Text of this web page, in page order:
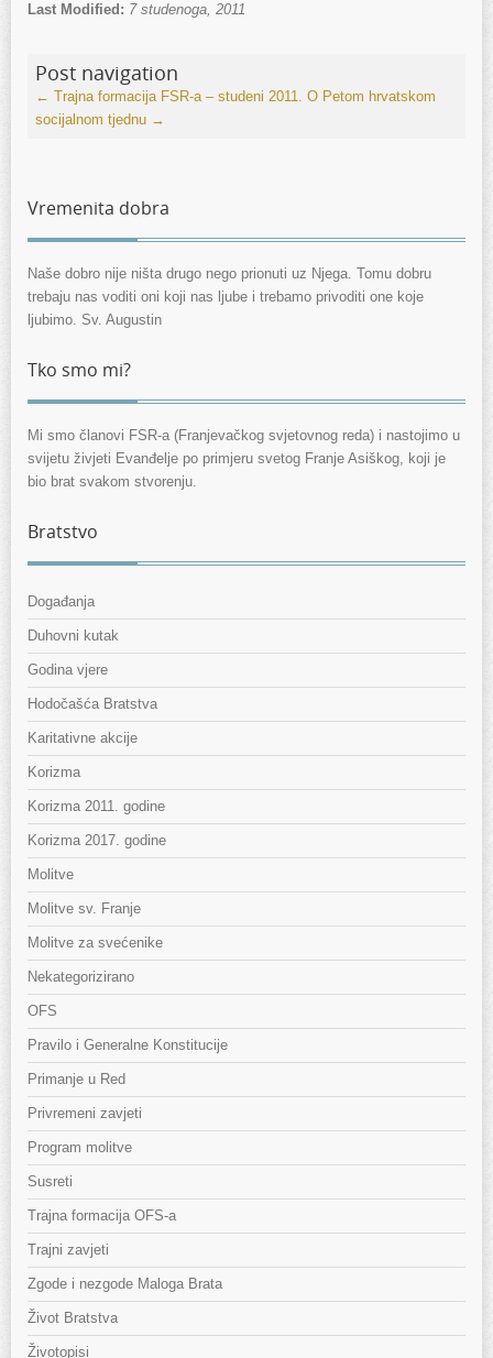
Last Modified: 7 studenoga, 2011
Post navigation
← Trajna formacija FSR-a – studeni 2011. O Petom hrvatskom
socijalnom tjednu →
Vremenita dobra
Naše dobro nije ništa drugo nego prionuti uz Njega. Tomu dobru
trebaju nas voditi oni koji nas ljube i trebamo privoditi one koje
ljubimo. Sv. Augustin
Tko smo mi?
Mi smo članovi FSR-a (Franjevačkog svjetovnog reda) i nastojimo u
svijetu živjeti Evanđelje po primjeru svetog Franje Asiškog, koji je
bio brat svakom stvorenju.
Bratstvo
Događanja
Duhovni kutak
Godina vjere
Hodočašća Bratstva
Karitativne akcije
Korizma
Korizma 2011. godine
Korizma 2017. godine
Molitve
Molitve sv. Franje
Molitve za svećenike
Nekategorizirano
OFS
Pravilo i Generalne Konstitucije
Primanje u Red
Privremeni zavjeti
Program molitve
Susreti
Trajna formacija OFS-a
Trajni zavjeti
Zgode i nezgode Maloga Brata
Život Bratstva
Životopisi